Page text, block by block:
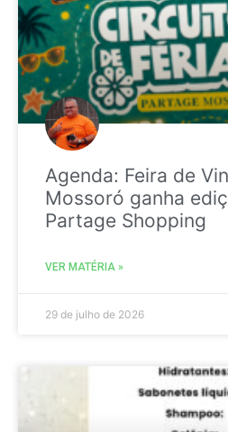
Agenda: Feira de
Mossoró ganha
Partage Shopping
VER MATÉRIA »
29 de julho de 2026